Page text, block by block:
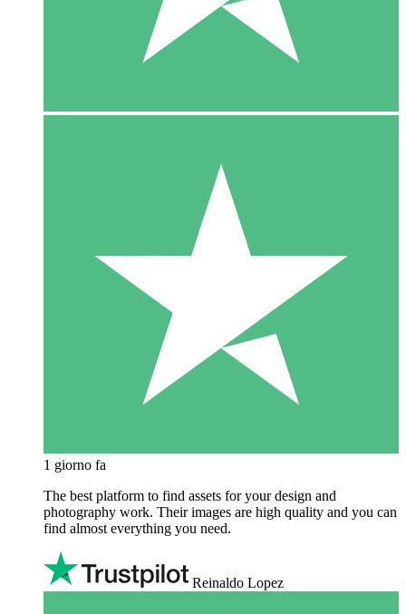
1 giorno fa
The best platform to find assets for your design and
photography work. Their images are high quality and you can
find almost everything you need.
Reinaldo Lopez